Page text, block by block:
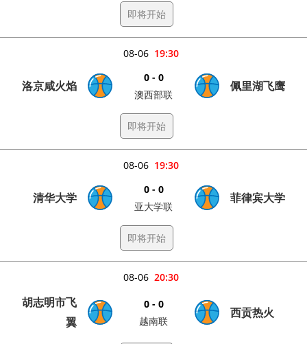
即将开始
19:30
08-06
洛京咸火焰
0 - 0
澳西部联
佩里湖飞鹰
即将开始
19:30
08-06
清华大学
0 - 0
亚大学联
菲律宾大学
即将开始
20:30
08-06
胡志明市飞
翼
0 - 0
越南联
西贡热火